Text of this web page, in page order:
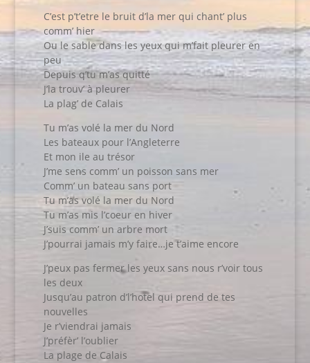
C’est p’t’etre le bruit d’la mer qui chant’ plus
comm’ hier
Ou le sable dans les yeux qui m’fait pleurer en
peu
Depuis q’tu m’as quitté
J’la trouv’ à pleurer
La plag’ de Calais
Tu m’as volé la mer du Nord
Les bateaux pour l’Angleterre
Et mon ile au trésor
J’me sens comm’ un poisson sans mer
Comm’ un bateau sans port
Tu m’as volé la mer du Nord
Tu m’as mis l’coeur en hiver
J’suis comm’ un arbre mort
J’pourrai jamais m’y faire…je t’aime encore
J’peux pas fermer les yeux sans nous r’voir tous
les deux
Jusqu’au patron d’l’hotel qui prend de tes
nouvelles
Je r’viendrai jamais
J’préfèr’ l’oublier
La plage de Calais